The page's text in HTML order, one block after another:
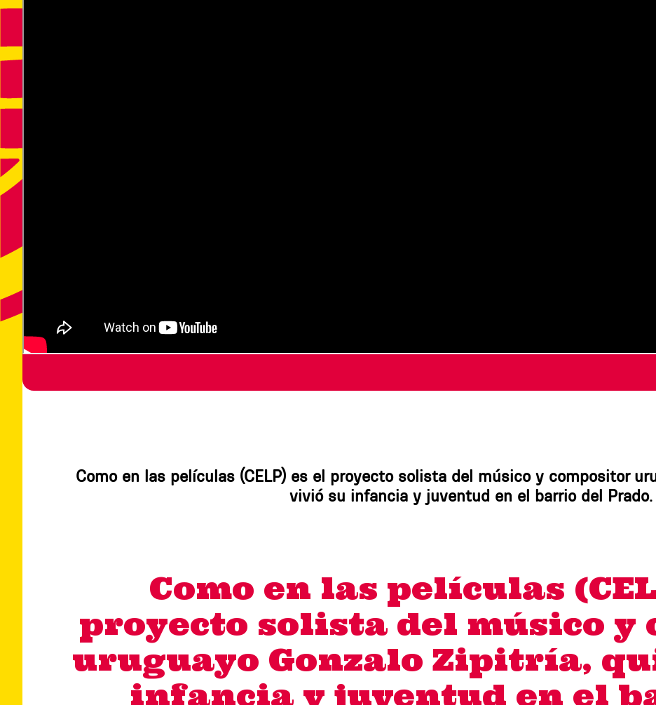
Como en las películas (CELP) es el proyecto solista del músico y compositor
vivió su infancia y juventud en el barrio del Prado.
Como en las películas
proyecto solista del músico y
uruguayo Gonzalo Zipitría,
infancia y juventud en el